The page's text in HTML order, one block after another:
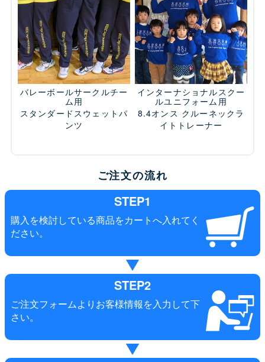
バレーボールサークルチー
ム用
スタンダードスウェットパ
ンツ
インターナショナルスクー
ルユニフォーム用
8.4オンス クルーネックラ
イトトレーナー
ご注文の流れ
STEP1
購入を検討している商品をカートへ入れてく
ださい。
STEP2
ご注文フォームよりお客様情報を入力して下
さい。